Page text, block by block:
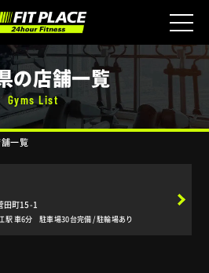
の店舗一覧
Gyms List
一覧
田町15-1
駅 車6分 駐車場30台完備 / 駐輪場あり